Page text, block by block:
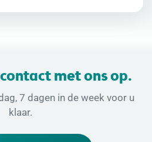
met ons op.
7 dagen in de week voor u
klaar.